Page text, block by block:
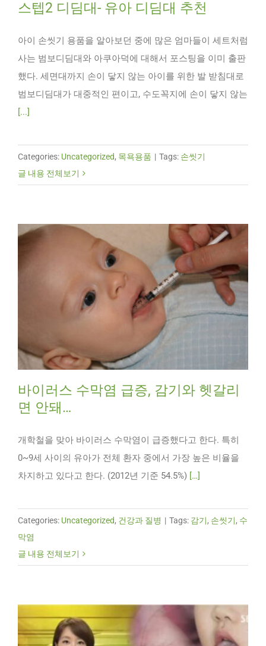
스텝2 디딤대- 유아 디딤대 추천
아이 손씻기 용품을 알아보던 중에 많은 엄마들이 세트처럼
사는 범보디딤대와 아쿠아덕에 대해서 포스팅을 이미 출판
했다. 세면대까지 손이 닿지 않는 아이를 위한 발 받침대로
범보디딤대가 대중적인 편이고, 수도꼭지에 손이 닿지 않는
[...]
Categories: Uncategorized, 목욕용품 | Tags: 손씻기
글 내용 전체보기
바이러스 수막염 급증, 감기와 헷갈리
면 안돼…
개학철을 맞아 바이러스 수막염이 급증했다고 한다. 특히
0~9세 사이의 유아가 전체 환자 중에서 가장 높은 비율을
차지하고 있다고 한다. (2012년 기준 54.5%) […]
Categories: Uncategorized, 건강과 질병 | Tags: 감기, 손씻기, 수
막염
글 내용 전체보기